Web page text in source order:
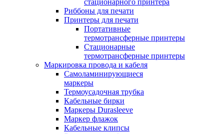
стационарного принтера
Риббоны для печати
Принтеры для печати
Портативные
термотрансферные принтеры
Стационарные
термотрансферные принтеры
Маркировка провода и кабеля
Самоламинирующиеся
маркеры
Термоусадочная трубка
Кабельные бирки
Маркеры Durasleeve
Маркер флажок
Кабельные клипсы